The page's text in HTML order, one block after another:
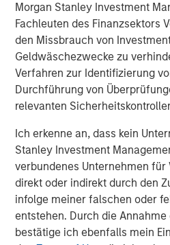
Morgan Stanley Investment
Fachleuten des Finanzsektors
den Missbrauch von
Geldwäschezwecke zu
Verfahren zur Identifizierung
Durchführung von
relevanten
Ich erkenne an, dass kein
Stanley Investment
verbundenes Unternehmen für
direkt oder indirekt durch den
infolge meiner falschen oder
entstehen. Durch die
bestätige ich ebenfalls mein
Bayes and Base Rates
Guide Our Assessment
The Authors
Michael
Managing Director